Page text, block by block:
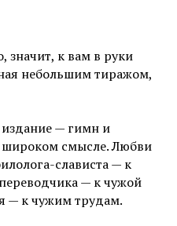
значит, к вам в руки
небольшим тиражом,
— гимн и
смысле. Любви
слависта — к
— к чужой
— к чужим трудам.